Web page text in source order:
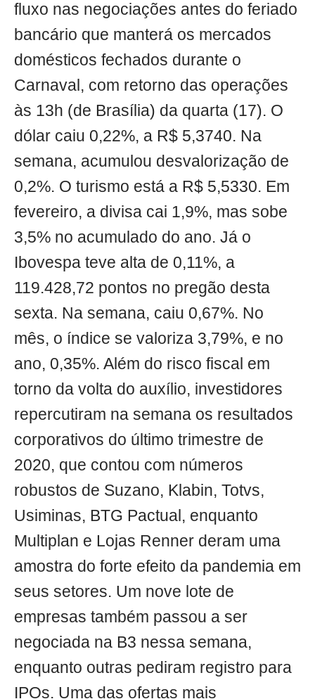
fluxo nas negociações antes do feriado
bancário que manterá os mercados
domésticos fechados durante o
Carnaval, com retorno das operações
às 13h (de Brasília) da quarta (17). O
dólar caiu 0,22%, a R$ 5,3740. Na
semana, acumulou desvalorização de
0,2%. O turismo está a R$ 5,5330. Em
fevereiro, a divisa cai 1,9%, mas sobe
3,5% no acumulado do ano. Já o
Ibovespa teve alta de 0,11%, a
119.428,72 pontos no pregão desta
sexta. Na semana, caiu 0,67%. No
mês, o índice se valoriza 3,79%, e no
ano, 0,35%. Além do risco fiscal em
torno da volta do auxílio, investidores
repercutiram na semana os resultados
corporativos do último trimestre de
2020, que contou com números
robustos de Suzano, Klabin, Totvs,
Usiminas, BTG Pactual, enquanto
Multiplan e Lojas Renner deram uma
amostra do forte efeito da pandemia em
seus setores. Um nove lote de
empresas também passou a ser
negociada na B3 nessa semana,
enquanto outras pediram registro para
IPOs. Uma das ofertas mais